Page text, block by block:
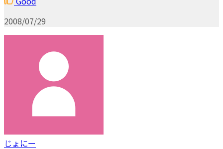
2008/07/29
じょにー